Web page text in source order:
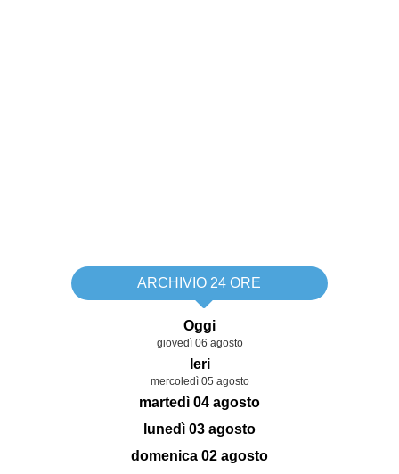
ARCHIVIO 24 ORE
Oggi
giovedì 06 agosto
Ieri
mercoledì 05 agosto
martedì 04 agosto
lunedì 03 agosto
domenica 02 agosto